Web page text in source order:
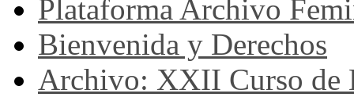
Plataforma Archivo
Bienvenida y Derechos
Archivo: XXII Curso de